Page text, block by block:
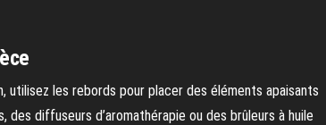
utilisez les rebords pour placer des éléments apaisants
diffuseurs d’aromathérapie ou des brûleurs à huile